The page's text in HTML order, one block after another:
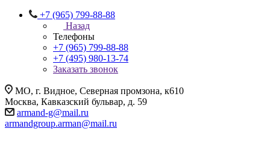
+7 (965) 799-88-88
Назад
Телефоны
+7 (965) 799-88-88
+7 (495) 980-13-74
Заказать звонок
МО, г. Видное, Северная промзона, к610
Москва, Кавказский бульвар, д. 59
armand-g@mail.ru
armandgroup.arman@mail.ru